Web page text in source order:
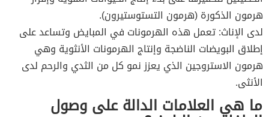
هرمون الذكورة (هرمون التستوستيرون).
لدى الإناث: تعمل هذه الهرمونات في المبايض وتساعد على
إطلاق البويضات الناضجة وإنتاج الهرمونات الأنثوية وهي
هرمون الاستروجين الذي يعزز نمو كل من الثدي والرحم لدى
الأنثى.
ما هي العلامات الدالة على وصول